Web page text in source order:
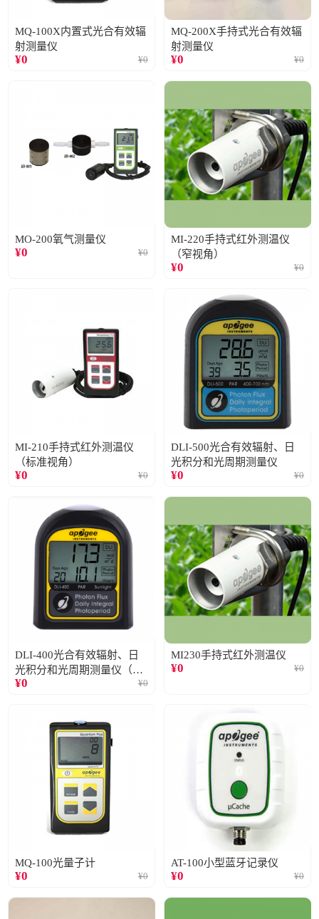
MQ-100X内置式光合有效辐
射测量仪
¥0 ¥0
MQ-200X手持式光合有效辐
射测量仪
¥0 ¥0
MO-200氧气测量仪
¥0 ¥0
MI-220手持式红外测温仪
（窄视角）
¥0 ¥0
MI-210手持式红外测温仪
（标准视角）
¥0 ¥0
DLI-500光合有效辐射、日
光积分和光周期测量仪
¥0 ¥0
DLI-400光合有效辐射、日
光积分和光周期测量仪（仅
阳光）
¥0 ¥0
MI230手持式红外测温仪
¥0 ¥0
MQ-100光量子计
¥0 ¥0
AT-100小型蓝牙记录仪
¥0 ¥0